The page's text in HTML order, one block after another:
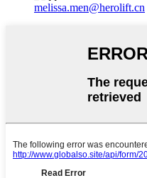
melissa.men@herolift.cn